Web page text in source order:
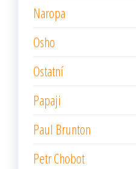
Naropa
Osho
Ostatní
Papaji
Paul Brunton
Petr Chobot